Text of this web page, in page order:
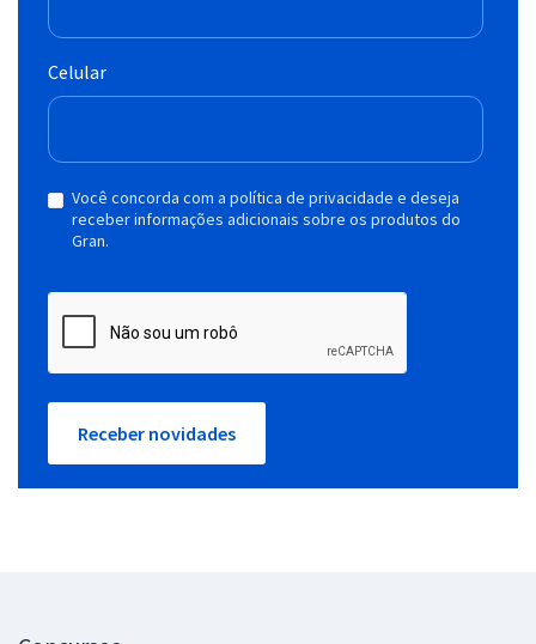
Celular
Você concorda com a política de privacidade e deseja
receber informações adicionais sobre os produtos do
Gran.
Receber novidades